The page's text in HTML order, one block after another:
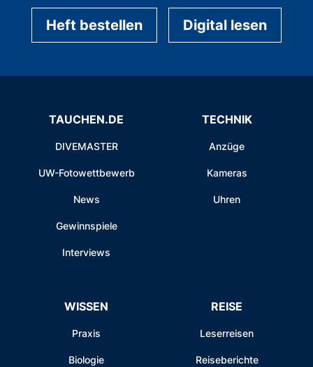
Heft bestellen Digital lesen
TAUCHEN.DE
DIVEMASTER
UW-Fotowettbewerb
News
Gewinnspiele
Interviews
TECHNIK
Anzüge
Kameras
Uhren
WISSEN
Praxis
Biologie
REISE
Leserreisen
Reiseberichte